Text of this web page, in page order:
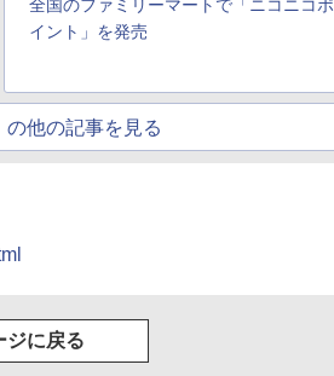
全国のファミリーマートで「ニコニコポ
イント」を発売
の他の記事を見る
ジに戻る